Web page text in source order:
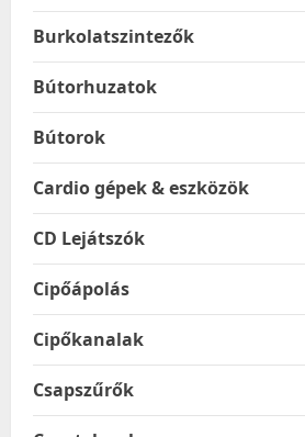
Burkolatszintezők
Bútorhuzatok
Bútorok
Cardio gépek & eszközök
CD Lejátszók
Cipőápolás
Cipőkanalak
Csapszűrők